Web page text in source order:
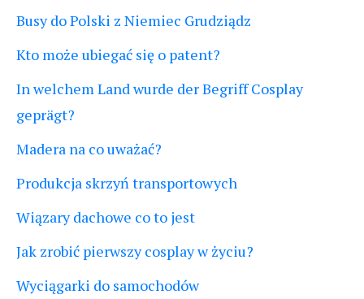
Busy do Polski z Niemiec Grudziądz
Kto może ubiegać się o patent?
In welchem Land wurde der Begriff Cosplay
geprägt?
Madera na co uważać?
Produkcja skrzyń transportowych
Wiązary dachowe co to jest
Jak zrobić pierwszy cosplay w życiu?
Wyciągarki do samochodów